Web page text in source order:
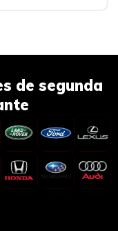
de segunda